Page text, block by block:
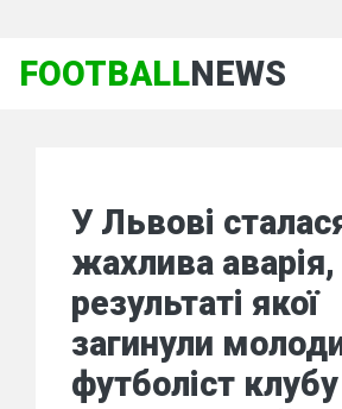
FOOTBALLNEWS
У Львові
жахлива аварія,
результаті якої
загинули
футболіст клубу